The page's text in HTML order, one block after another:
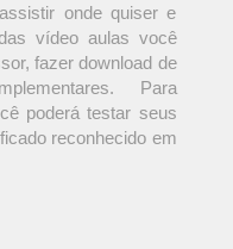
onde quiser e
vídeo aulas você
fazer download de
Para
poderá testar seus
reconhecido em